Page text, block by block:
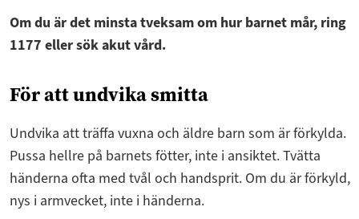
Om du är det minsta tveksam om hur barnet mår, ring
1177 eller sök akut vård.
För att undvika smitta
Undvika att träffa vuxna och äldre barn som är förkylda.
Pussa hellre på barnets fötter, inte i ansiktet. Tvätta
händerna ofta med tvål och handsprit. Om du är förkyld,
nys i armvecket, inte i händerna.